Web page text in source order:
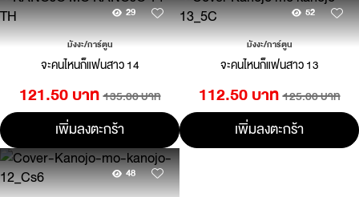
29
มังงะ/การ์ตูน
จะคนไหนก็แฟนสาว 14
121.50 บาท 135.00 บาท
เพิ่มลงตะกร้า
52
มังงะ/การ์ตูน
จะคนไหนก็แฟนสาว 13
112.50 บาท 125.00 บาท
เพิ่มลงตะกร้า
48